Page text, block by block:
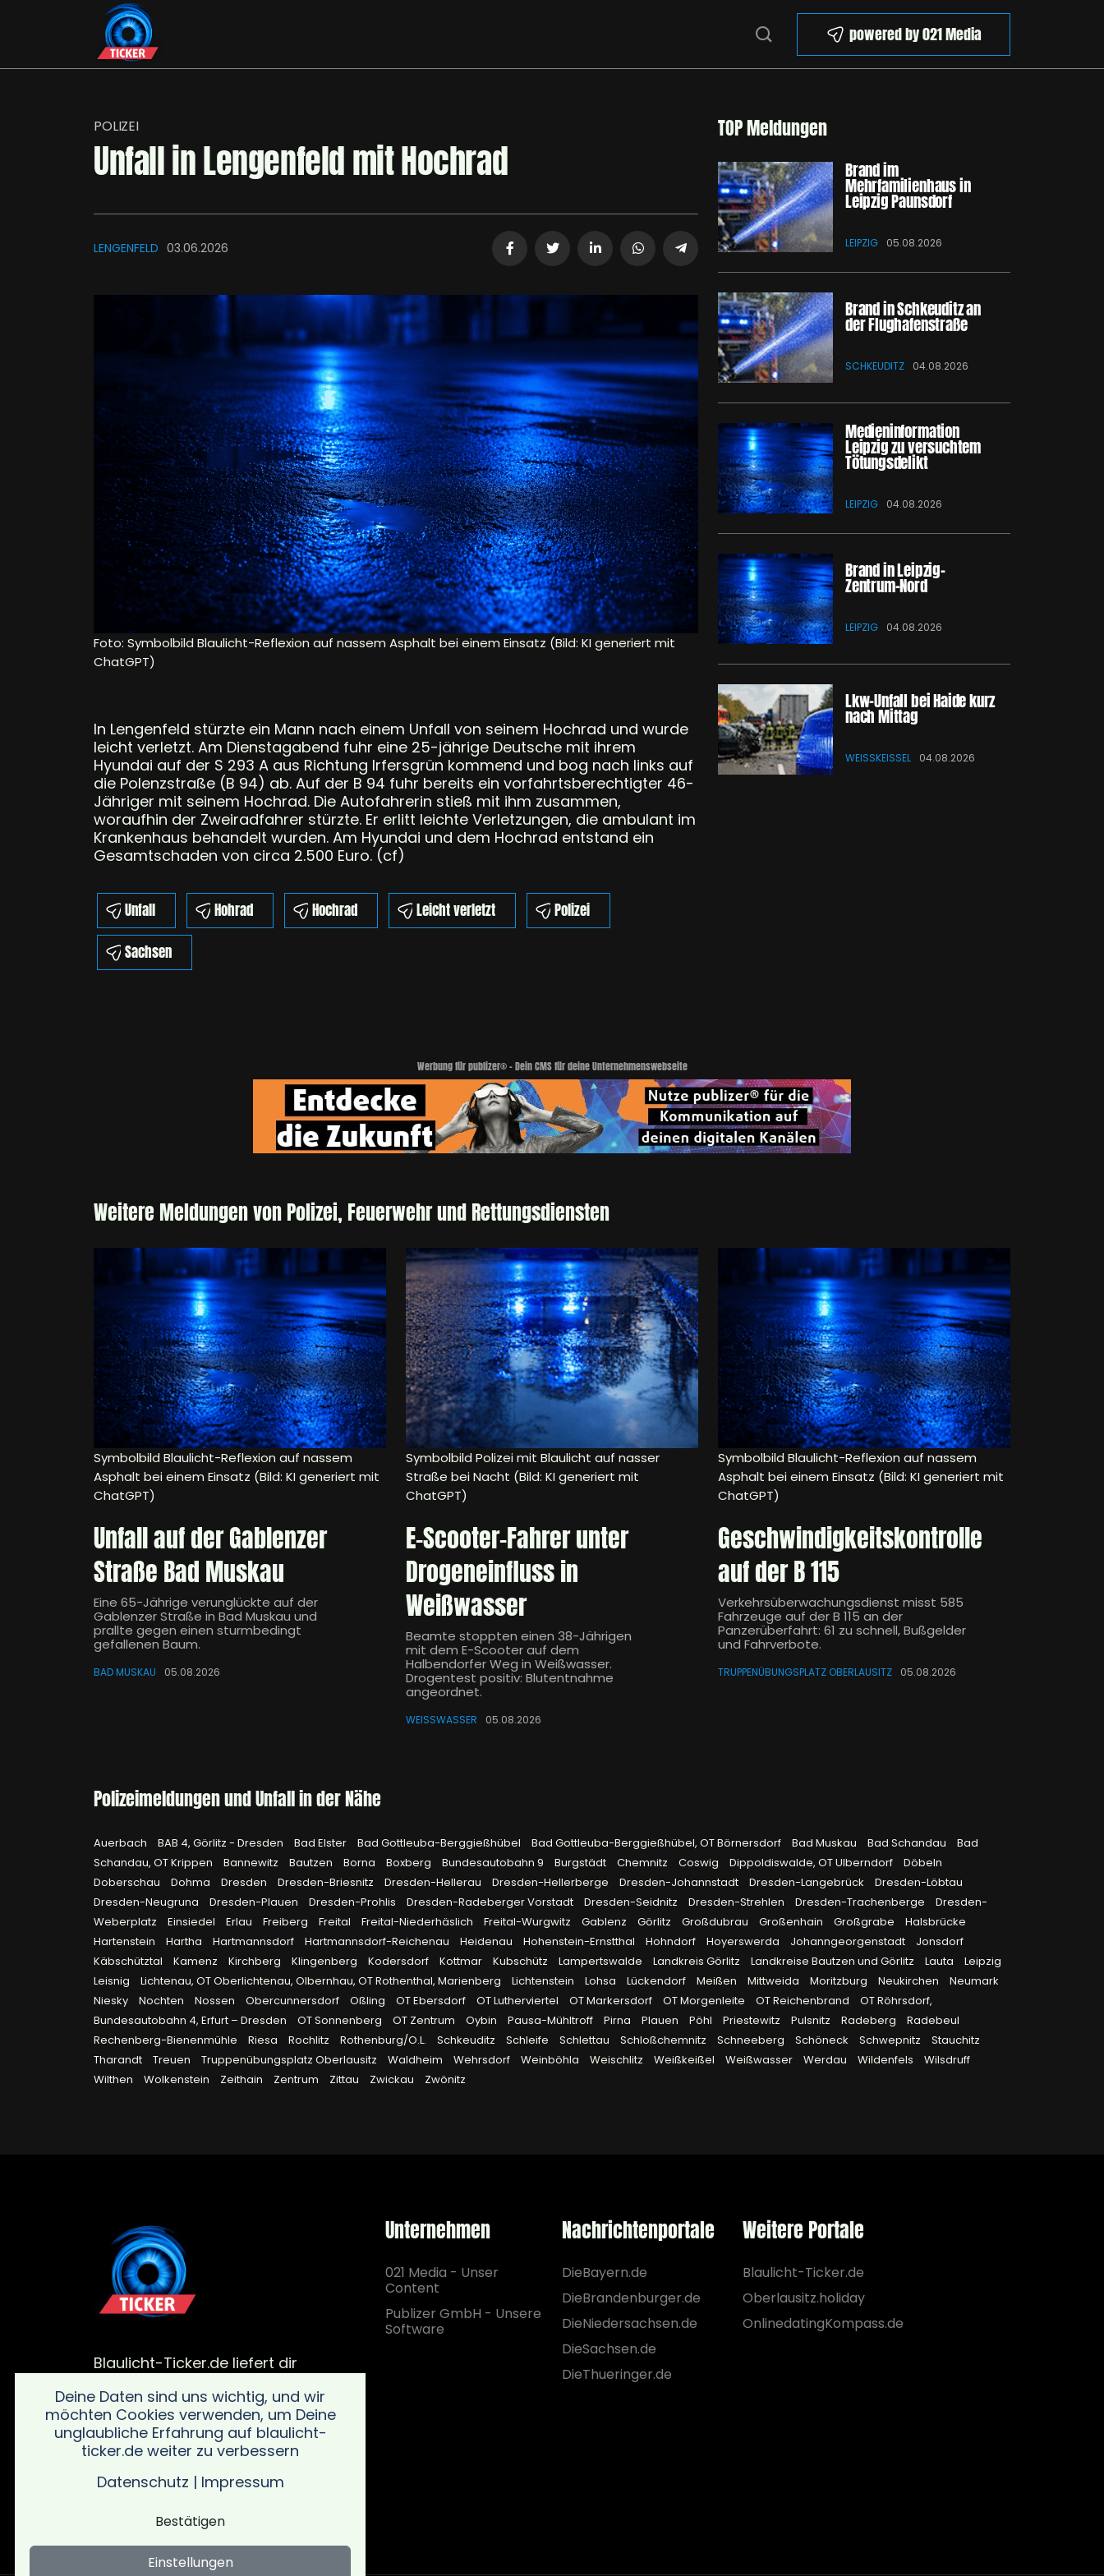
powered by 021 Media
POLIZEI
Unfall in Lengenfeld mit Hochrad
LENGENFELD 03.06.2026
Foto: Symbolbild Blaulicht-Reflexion auf nassem Asphalt bei einem Einsatz (Bild: KI generiert mit
ChatGPT)
In Lengenfeld stürzte ein Mann nach einem Unfall von seinem Hochrad und wurde
leicht verletzt. Am Dienstagabend fuhr eine 25-jährige Deutsche mit ihrem
Hyundai auf der S 293 A aus Richtung Irfersgrün kommend und bog nach links auf
die Polenzstraße (B 94) ab. Auf der B 94 fuhr bereits ein vorfahrtsberechtigter 46-
Jähriger mit seinem Hochrad. Die Autofahrerin stieß mit ihm zusammen,
woraufhin der Zweiradfahrer stürzte. Er erlitt leichte Verletzungen, die ambulant im
Krankenhaus behandelt wurden. Am Hyundai und dem Hochrad entstand ein
Gesamtschaden von circa 2.500 Euro. (cf)
Unfall Hohrad Hochrad Leicht verletzt
Polizei
Sachsen
TOP Meldungen
Brand im
Mehrfamilienhaus in
Leipzig Paunsdorf
LEIPZIG 05.08.2026
Brand in Schkeuditz an
der Flughafenstraße
SCHKEUDITZ 04.08.2026
Medieninformation
Leipzig zu versuchtem
Tötungsdelikt
LEIPZIG 04.08.2026
Brand in Leipzig-
Zentrum-Nord
LEIPZIG 04.08.2026
Lkw-Unfall bei Haide kurz
nach Mittag
WEISSKEISSEL 04.08.2026
Werbung für publizer® - Dein CMS für deine Unternehmenswebseite
Weitere Meldungen von Polizei, Feuerwehr und Rettungsdiensten
Symbolbild Blaulicht-Reflexion auf nassem
Asphalt bei einem Einsatz (Bild: KI generiert mit
ChatGPT)
Unfall auf der Gablenzer
Straße Bad Muskau
Eine 65-Jährige verunglückte auf der
Gablenzer Straße in Bad Muskau und
prallte gegen einen sturmbedingt
gefallenen Baum.
BAD MUSKAU 05.08.2026
Symbolbild Polizei mit Blaulicht auf nasser
Straße bei Nacht (Bild: KI generiert mit
ChatGPT)
E-Scooter-Fahrer unter
Drogeneinfluss in
Weißwasser
Beamte stoppten einen 38-Jährigen
mit dem E-Scooter auf dem
Halbendorfer Weg in Weißwasser.
Drogentest positiv: Blutentnahme
angeordnet.
WEISSWASSER 05.08.2026
Symbolbild Blaulicht-Reflexion auf nassem
Asphalt bei einem Einsatz (Bild: KI generiert mit
ChatGPT)
Geschwindigkeitskontrolle
auf der B 115
Verkehrsüberwachungsdienst misst 585
Fahrzeuge auf der B 115 an der
Panzerüberfahrt: 61 zu schnell, Bußgelder
und Fahrverbote.
TRUPPENÜBUNGSPLATZ OBERLAUSITZ 05.08.2026
Polizeimeldungen und Unfall in der Nähe
Auerbach BAB 4, Görlitz - Dresden Bad Elster Bad Gottleuba-Berggießhübel Bad Gottleuba-Berggießhübel, OT Börnersdorf Bad Muskau Bad Schandau
Bad
Schandau, OT Krippen
Bannewitz Bautzen Borna Boxberg Bundesautobahn 9 Burgstädt Chemnitz Coswig Dippoldiswalde, OT Ulberndorf
Döbeln
Doberschau
Dohma Dresden Dresden-Briesnitz Dresden-Hellerau Dresden-Hellerberge Dresden-Johannstadt Dresden-Langebrück
Dresden-Löbtau
Dresden-Neugruna
Dresden-Plauen Dresden-Prohlis Dresden-Radeberger Vorstadt Dresden-Seidnitz Dresden-Strehlen Dresden-Trachenberge
Dresden-
Weberplatz
Einsiedel Erlau Freiberg Freital Freital-Niederhäslich Freital-Wurgwitz Gablenz Görlitz Großdubrau Großenhain Großgrabe
Halsbrücke
Hartenstein
Hartha Hartmannsdorf Hartmannsdorf-Reichenau Heidenau Hohenstein-Ernstthal Hohndorf Hoyerswerda Johanngeorgenstadt
Jonsdorf
Käbschütztal
Kamenz Kirchberg Klingenberg Kodersdorf Kottmar Kubschütz Lampertswalde Landkreis Görlitz Landkreise Bautzen und Görlitz Lauta
Leipzig
Leisnig
Lichtenau, OT Oberlichtenau, Olbernhau, OT Rothenthal, Marienberg Lichtenstein Lohsa Lückendorf Meißen Mittweida Moritzburg Neukirchen
Neumark
Niesky
Nochten Nossen Obercunnersdorf Oßling OT Ebersdorf OT Lutherviertel OT Markersdorf OT Morgenleite OT Reichenbrand
OT Röhrsdorf,
Bundesautobahn 4, Erfurt – Dresden
OT Sonnenberg OT Zentrum Oybin Pausa-Mühltroff Pirna Plauen Pöhl Priestewitz Pulsnitz Radeberg
Radebeul
Rechenberg-Bienenmühle
Riesa Rochlitz Rothenburg/O.L. Schkeuditz Schleife Schlettau Schloßchemnitz Schneeberg Schöneck Schwepnitz
Stauchitz
Tharandt
Treuen Truppenübungsplatz Oberlausitz Waldheim Wehrsdorf Weinböhla Weischlitz Weißkeißel Weißwasser Werdau Wildenfels
Wilsdruff
Wilthen
Wolkenstein Zeithain Zentrum Zittau Zwickau Zwönitz
Blaulicht-Ticker.de liefert dir
Polizei, Feuerwehr und von
Rettungsdiensteinsätze. Bleib
informiert über alle wichtigen
Vorfälle in deiner Region mit
schnellen und verlässlichen
Updates sowie wichtigen
Unternehmen
021 Media - Unser
Content
Publizer GmbH - Unsere
Software
Nachrichtenportale
DieBayern.de
DieBrandenburger.de
DieNiedersachsen.de
DieSachsen.de
DieThueringer.de
Weitere Portale
Blaulicht-Ticker.de
Oberlausitz.holiday
OnlinedatingKompass.de
Deine Daten sind uns wichtig, und wir
möchten Cookies verwenden, um Deine
unglaubliche Erfahrung auf blaulicht-
ticker.de weiter zu verbessern
Datenschutz | Impressum
Bestätigen
Einstellungen